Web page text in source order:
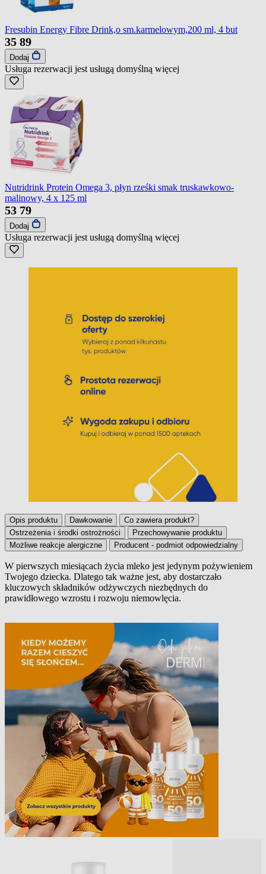
Fresubin Energy Fibre Drink,o sm.karmelowym,200 ml, 4 but
35 89
Dodaj
Usługa rezerwacji jest usługą domyślną więcej
Nutridrink Protein Omega 3, płyn rześki smak truskawkowo-
malinowy, 4 x 125 ml
53 79
Dodaj
Usługa rezerwacji jest usługą domyślną więcej
Opis produktu Dawkowanie
Co zawiera produkt?
Ostrzeżenia i środki ostrożności
Przechowywanie produktu
Możliwe reakcje alergiczne
Producent - podmiot odpowiedzialny
Opis produktu
W pierwszych miesiącach życia mleko jest jedynym pożywieniem
Twojego dziecka. Dlatego tak ważne jest, aby dostarczało
kluczowych składników odżywczych niezbędnych do
prawidłowego wzrostu i rozwoju niemowlęcia.